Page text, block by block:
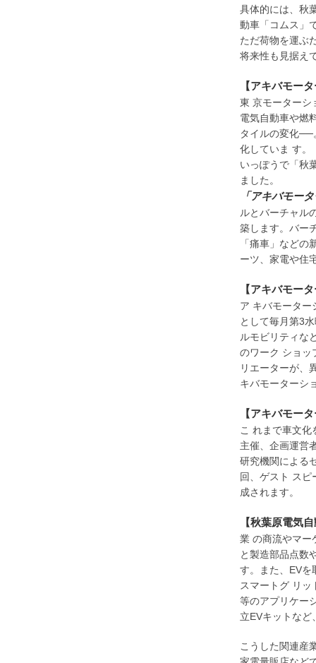
具体的には、秋
動車「コムス 」
ただ荷物を運ぶ
将来性も見据え
【アキバモー
東 京モーターシ
電気自動車や燃
タイルの変化──
化していま す。
いっぽうで「秋
ました。
「アキバモー
ルとバーチャル
築します。バー
「痛車」など
ーツ、家電や住
【アキバモー
ア キバモーター
として毎月第3
ルモビリティな
のワーク ショッ
リエーターが、
キバモーターシ
【アキバモー
こ れまで車文
主催、企画運営
研究機関による
回、ゲスト ス
成されます。
【秋葉原電気
業 の商流やマー
と製造部品点数
す。また、EVを
スマートグ リ
等のアプリケー
立EVキットなど
こうした関連産